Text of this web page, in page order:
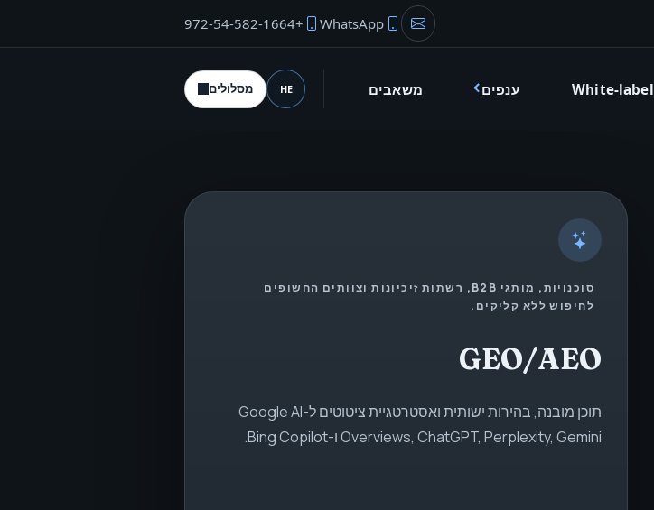
דוא"ל המייסד
WhatsApp
+972-54-582-1664
White-label ענפים משאבים שפה (desktop)
HE מסלולים
סוכנויות, מותגי B2B, רשתות זיכיונות וצוותים החשופים
לחיפוש ללא קליקים.
GEO/AEO
תוכן מובנה, בהירות ישותית ואסטרטגיית ציטוטים ל-Google AI
Overviews, ChatGPT, Perplexity, Gemini ו-Bing Copilot.